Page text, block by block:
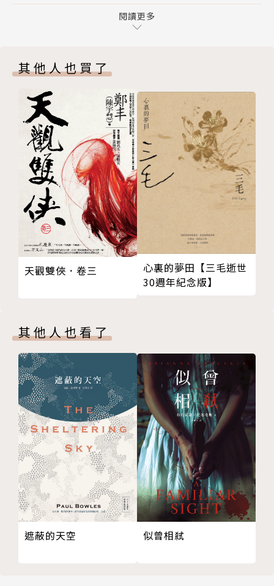
閱讀更多
其他人也買了
天觀雙俠．卷三
心裏的夢田【三毛逝世
30週年紀念版】
其他人也看了
遮蔽的天空 似曾相弒